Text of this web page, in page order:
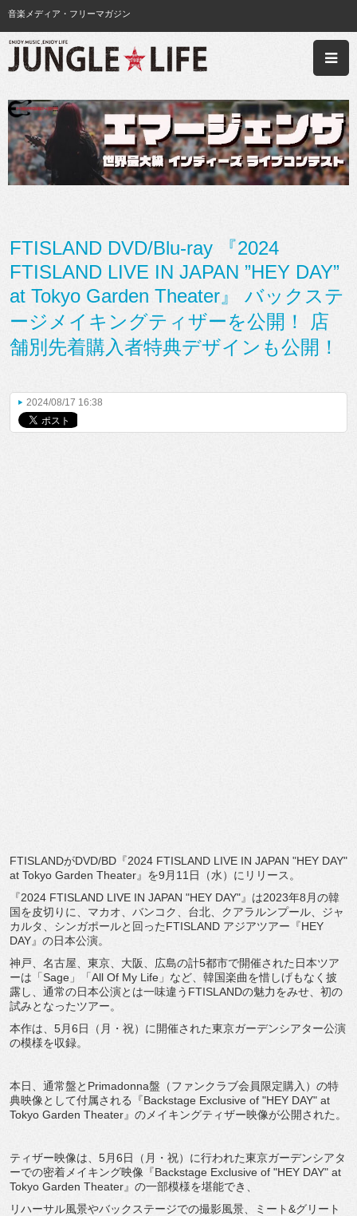
音楽メディア・フリーマガジン
FTISLAND DVD/Blu-ray 『2024
FTISLAND LIVE IN JAPAN ”HEY DAY”
at Tokyo Garden Theater』 バックステ
ージメイキングティザーを公開！ 店
舗別先着購入者特典デザインも公開！
2024/08/17 16:38
FTISLANDがDVD/BD『2024 FTISLAND LIVE IN JAPAN "HEY DAY"
at Tokyo Garden Theater』を9月11日（水）にリリース。
『2024 FTISLAND LIVE IN JAPAN "HEY DAY"』は2023年8月の韓
国を皮切りに、マカオ、バンコク、台北、クアラルンプール、ジャ
カルタ、シンガポールと回ったFTISLAND アジアツアー『HEY
DAY』の日本公演。
神戸、名古屋、東京、大阪、広島の計5都市で開催された日本ツア
ーは「Sage」「All Of My Life」など、韓国楽曲を惜しげもなく披
露し、通常の日本公演とは一味違うFTISLANDの魅力をみせ、初の
試みとなったツアー。
本作は、5月6日（月・祝）に開催された東京ガーデンシアター公演
の模様を収録。
本日、通常盤とPrimadonna盤（ファンクラブ会員限定購入）の特
典映像として付属される『Backstage Exclusive of "HEY DAY" at
Tokyo Garden Theater』のメイキングティザー映像が公開された。
ティザー映像は、5月6日（月・祝）に行われた東京ガーデンシアタ
ーでの密着メイキング映像『Backstage Exclusive of "HEY DAY" at
Tokyo Garden Theater』の一部模様を堪能でき、
リハーサル風景やバックステージでの撮影風景、ミート&グリート